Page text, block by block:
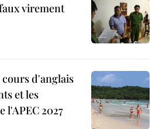
virement
d'anglais
et les
l'APEC 2027